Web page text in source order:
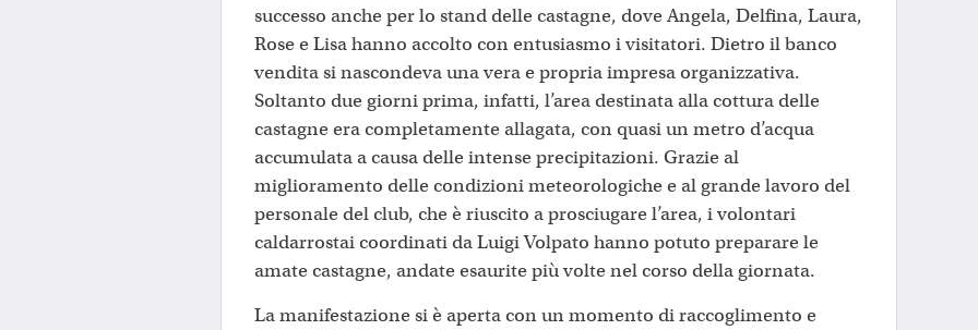
successo anche per lo stand delle castagne, dove Angela, Delfina, Laura,
Rose e Lisa hanno accolto con entusiasmo i visitatori. Dietro il banco
vendita si nascondeva una vera e propria impresa organizzativa.
Soltanto due giorni prima, infatti, l’area destinata alla cottura delle
castagne era completamente allagata, con quasi un metro d’acqua
accumulata a causa delle intense precipitazioni. Grazie al
miglioramento delle condizioni meteorologiche e al grande lavoro del
personale del club, che è riuscito a prosciugare l’area, i volontari
caldarrostai coordinati da Luigi Volpato hanno potuto preparare le
amate castagne, andate esaurite più volte nel corso della giornata.
La manifestazione si è aperta con un momento di raccoglimento e